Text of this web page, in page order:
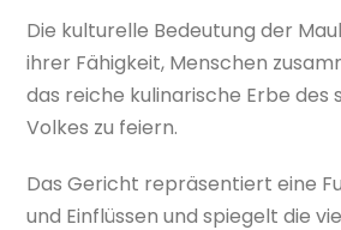
Die kulturelle Bedeutung der
ihrer Fähigkeit, Menschen
das reiche kulinarische Erbe des
Volkes zu feiern.
Das Gericht repräsentiert eine
und Einflüssen und spiegelt die